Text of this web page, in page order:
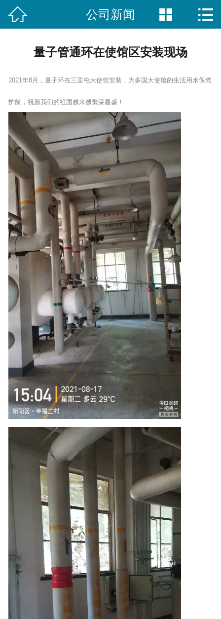
国际合作
新闻资讯
技术研发
客户留言
 公司新闻  
量子管通环在使馆区安装现场
2021年8月，量子环在三里屯大使馆安装，为多国大使馆的生活用水保驾
护航，祝愿我们的祖国越来越繁荣昌盛！